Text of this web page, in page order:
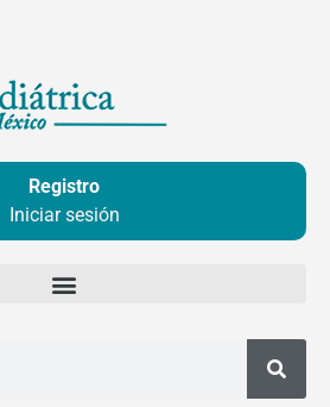
Registro
Iniciar sesión